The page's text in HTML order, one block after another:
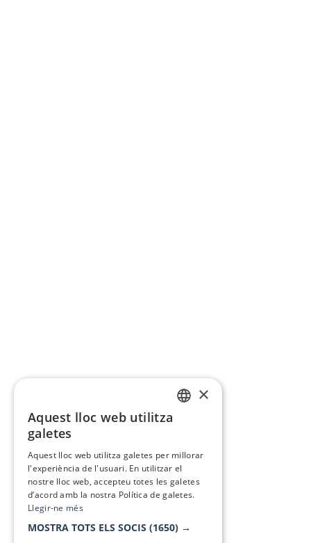
×
Aquest lloc web utilitza
galetes
Aquest lloc web utilitza galetes per millorar
l'experiència de l'usuari. En utilitzar el
nostre lloc web, accepteu totes les galetes
d’acord amb la nostra Política de galetes.
Llegir-ne més
MOSTRA TOTS ELS SOCIS (1650) →